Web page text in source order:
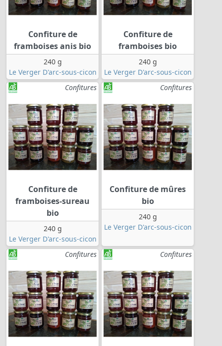
Confiture de
framboises anis bio
240 g
Le Verger D'arc-sous-cicon
Confiture de
framboises bio
240 g
Le Verger D'arc-sous-cicon
Confitures
Confiture de
framboises-sureau
bio
240 g
Le Verger D'arc-sous-cicon
Confitures
Confiture de mûres
bio
240 g
Le Verger D'arc-sous-cicon
Confitures Confitures